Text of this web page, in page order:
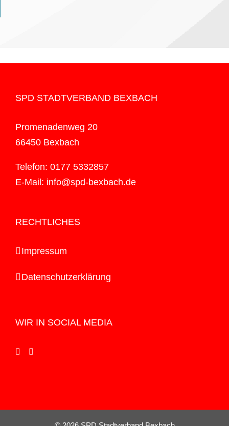
SPD STADTVERBAND BEXBACH
Promenadenweg 20
66450 Bexbach
Telefon: 0177 5332857
E-Mail: info@spd-bexbach.de
RECHTLICHES
Impressum
Datenschutzerklärung
WIR IN SOCIAL MEDIA